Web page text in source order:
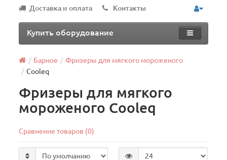
Доставка и оплата
Контакты
Купить оборудование
Барное
Фризеры для мягкого мороженого
Cooleq
Фризеры для мягкого
мороженого Cooleq
Сравнение товаров (0)